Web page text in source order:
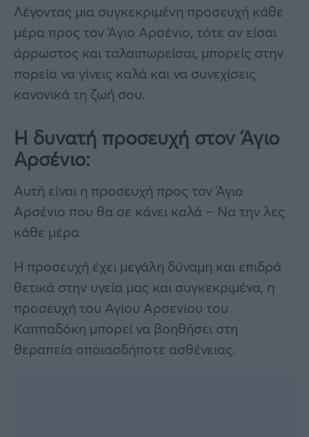
Λέγοντας μια συγκεκριμένη προσευχή κάθε
μέρα προς τον Άγιο Αρσένιο, τότε αν είσαι
άρρωστος και ταλαιπωρείσαι, μπορείς στην
πορεία να γίνεις καλά και να συνεχίσεις
κανονικά τη ζωή σου.
Η δυνατή προσευχή στον Άγιο
Αρσένιο:
Αυτή είναι η προσευχή προς τον Άγιο
Αρσένιο που θα σε κάνει καλά – Να την λες
κάθε μέρα
Η προσευχή έχει μεγάλη δύναμη και επιδρά
θετικά στην υγεία μας και συγκεκριμένα, η
προσευχή του Αγίου Αρσενίου του
Καππαδόκη μπορεί να βοηθήσει στη
θεραπεία οποιασδήποτε ασθένειας.